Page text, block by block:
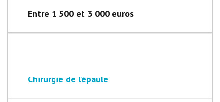
Entre 1 500 et 3 000 euros
Chirurgie de l’épaule